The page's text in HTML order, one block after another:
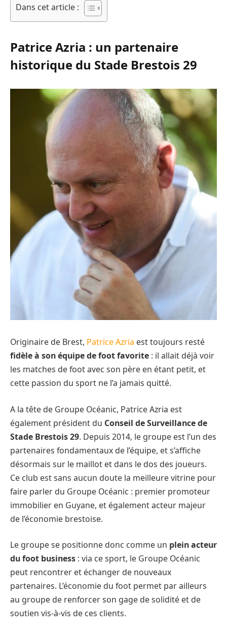
Dans cet article :
Patrice Azria : un partenaire
historique du Stade Brestois 29
Originaire de Brest, Patrice Azria est toujours resté
fidèle à son équipe de foot favorite : il allait déjà voir
les matches de foot avec son père en étant petit, et
cette passion du sport ne l’a jamais quitté.
A la tête de Groupe Océanic, Patrice Azria est
également président du Conseil de Surveillance de
Stade Brestois 29. Depuis 2014, le groupe est l’un des
partenaires fondamentaux de l’équipe, et s’affiche
désormais sur le maillot et dans le dos des joueurs.
Ce club est sans aucun doute la meilleure vitrine pour
faire parler du Groupe Océanic : premier promoteur
immobilier en Guyane, et également acteur majeur
de l’économie brestoise.
Le groupe se positionne donc comme un plein acteur
du foot business : via ce sport, le Groupe Océanic
peut rencontrer et échanger de nouveaux
partenaires. L’économie du foot permet par ailleurs
au groupe de renforcer son gage de solidité et de
soutien vis-à-vis de ces clients.